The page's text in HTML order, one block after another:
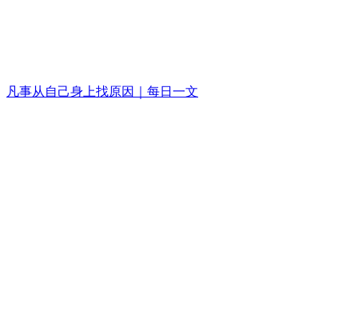
凡事从自己身上找原因｜每日一文